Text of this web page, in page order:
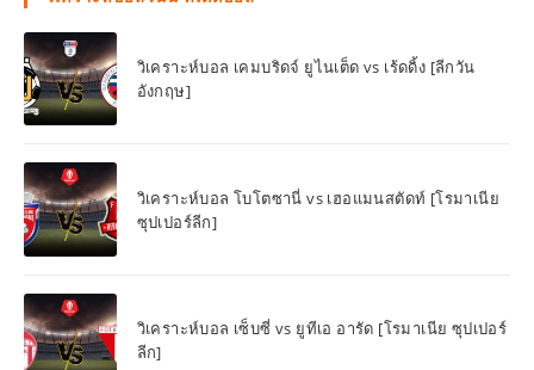
วิเคราะห์บอล เคมบริดจ์ ยูไนเต็ด vs เร้ดดิ้ง [ลีกวัน
อังกฤษ]
วิเคราะห์บอล โบโตซานี่ vs เฮอแมนสตัดท์ [โรมาเนีย
ซุปเปอร์ลีก]
วิเคราะห์บอล เซ็บซี่ vs ยูทีเอ อารัด [โรมาเนีย ซุปเปอร์
ลีก]